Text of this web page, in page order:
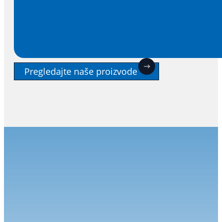
Pregledajte naše proizvode